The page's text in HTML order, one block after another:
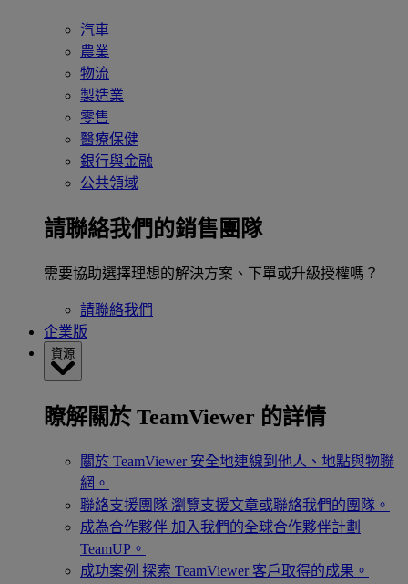
汽車
農業
物流
製造業
零售
醫療保健
銀行與金融
公共領域
請聯絡我們的銷售團隊
需要協助選擇理想的解決方案、下單或升級授權嗎？
請聯絡我們
企業版
資源
瞭解關於 TeamViewer 的詳情
關於 TeamViewer 安全地連線到他人、地點與物聯
網。
聯絡支援團隊 瀏覽支援文章或聯絡我們的團隊。
成為合作夥伴 加入我們的全球合作夥伴計劃
TeamUP。
成功案例 探索 TeamViewer 客戶取得的成果。